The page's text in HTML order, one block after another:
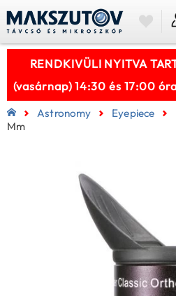
RENDKIVÜLI NYITVA
(vasárnap) 14:30 és 17:00
Astronomy Eyepiece
Mm